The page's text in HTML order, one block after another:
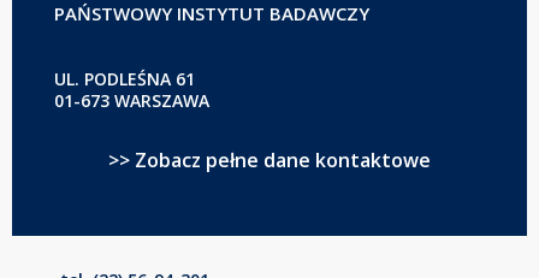
PAŃSTWOWY INSTYTUT BADAWCZY
UL. PODLEŚNA 61
01-673 WARSZAWA
>> Zobacz pełne dane kontaktowe